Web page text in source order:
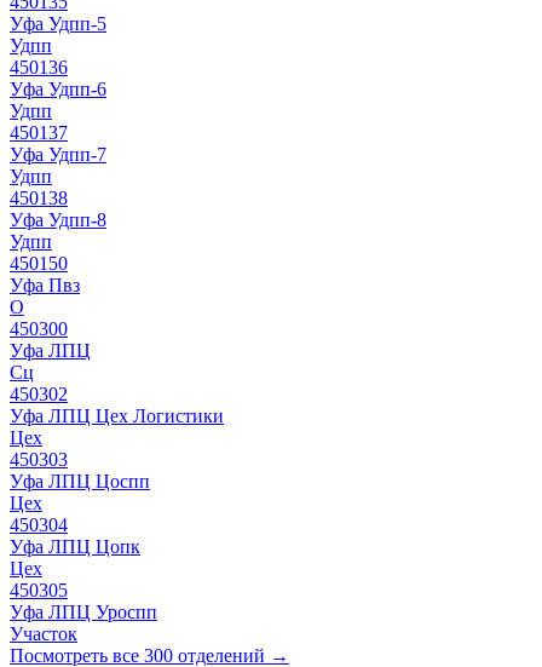
Уфа Удпп-5
Удпп
450136
Уфа Удпп-6
Удпп
450137
Уфа Удпп-7
Удпп
450138
Уфа Удпп-8
Удпп
450150
Уфа Пвз
О
450300
Уфа ЛПЦ
Сц
450302
Уфа ЛПЦ Цех Логистики
Цех
450303
Уфа ЛПЦ Цоспп
Цех
450304
Уфа ЛПЦ Цопк
Цех
450305
Уфа ЛПЦ Уроспп
Участок
Посмотреть все 300 отделений →